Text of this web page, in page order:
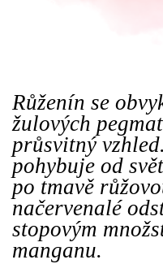
Růženín se
žulových
průsvitný
pohybuje od
po tmavě
načervenalé
stopovým
manganu.